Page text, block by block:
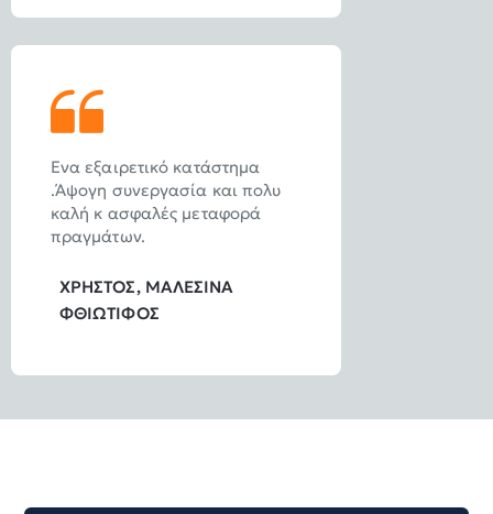
Ενα εξαιρετικό κατάστημα
.Άψογη συνεργασία και πολυ
καλή κ ασφαλές μεταφορά
πραγμάτων.
ΧΡΗΣΤΟΣ, ΜΑΛΕΣΙΝΑ
ΦΘΙΩΤΙΦΟΣ